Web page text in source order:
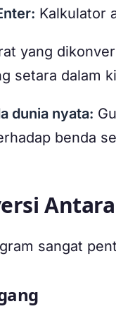
Kalkulator
yang
setara dalam
dunia nyata:
benda
sangat